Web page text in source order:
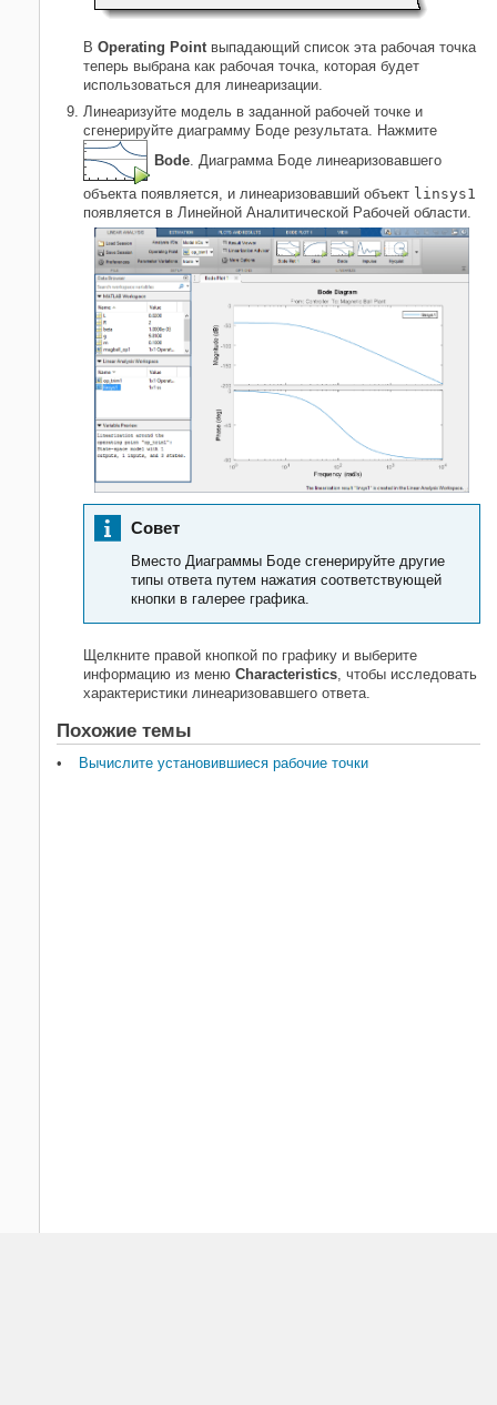
В Operating Pointвыпадающий список эта рабочая точка
теперь выбрана как рабочая точка, которая будет
использоваться для линеаризации.
Линеаризуйте модель в заданной рабочей точке и
сгенерируйте диаграмму Боде результата. Нажмите
Bode. Диаграмма Боде линеаризовавшего
объекта появляется, и линеаризовавший объект linsys1
появляется в Линейной Аналитической Рабочей области.
Совет
Вместо Диаграммы Боде сгенерируйте другие
типы ответа путем нажатия соответствующей
кнопки в галерее графика.
Щелкните правой кнопкой по графику и выберите
информацию из меню Characteristics, чтобы исследовать
характеристики линеаризовавшего ответа.
Похожие темы
Вычислите установившиеся рабочие точки